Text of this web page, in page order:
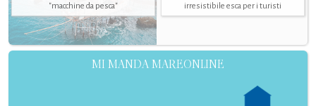
"macchine da pesca"
irresistibile esca per i turisti
MI MANDA MAREONLINE